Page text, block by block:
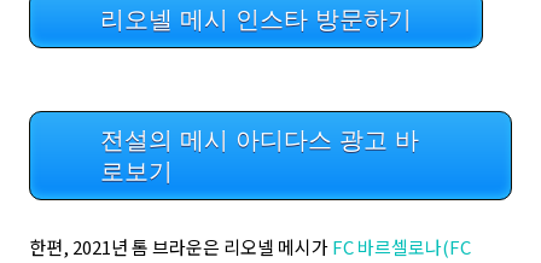
리오넬 메시 인스타 방문하기
전설의 메시 아디다스 광고 바
로보기
한편, 2021년톰 브라운은 리오넬 메시가FC 바르셀로나(FC